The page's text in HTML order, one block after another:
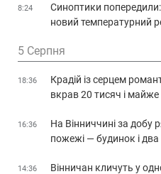
8:24
Синоптики
новий температурний
5 Серпня
18:36
Крадій із серцем
вкрав 20 тисяч і майже
16:36
На Вінниччині за добу
пожежі — будинок і два
14:36
Вінничан кличуть у